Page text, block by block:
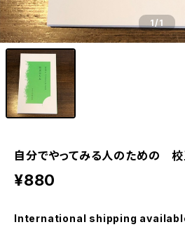
1/1
自分でやってみる人のための
¥880
International shipping